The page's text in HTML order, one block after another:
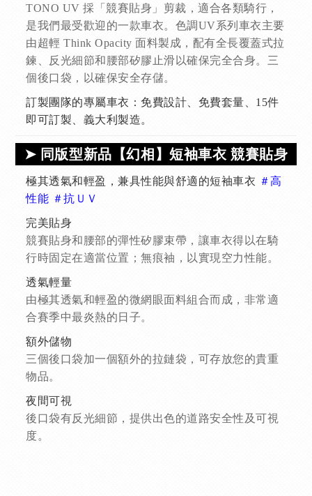
TONO UV 採「競賽貼身」剪裁，適合各類騎行，
是我們最受歡迎的一款車衣。色調UV系列車衣主要
由超輕 Think Opacity 面料製成，配有全長覆蓋式拉
鍊、反光細節和腰部矽膠止滑以確保完全合身。三
個後口袋，以確保安全存儲。
訂製團隊的專屬車衣：免費設計、免費套量、15件
即可訂製、義大利製造。
➤ 同版型新品【幻相】短袖車衣 競賽貼身
極其透氣和輕盈，兼具性能與舒適的短袖車衣 ＃高
性能 ＃抗ＵＶ
完美貼身
競賽貼身和腰部的彈性矽膠束帶，讓車衣得以在騎
行時固定在適當位置；無痕袖，以實現空力性能。
透氣輕量
由極其透氣和輕盈的微網眼面料組合而成，非常適
合賽季中最炎熱的日子。
額外儲物
三個後口袋加一個額外的拉鏈袋，可存放您的貴重
物品。
夜間可視
後口袋有反光細節，提供出色的道路安全性及可視
度。